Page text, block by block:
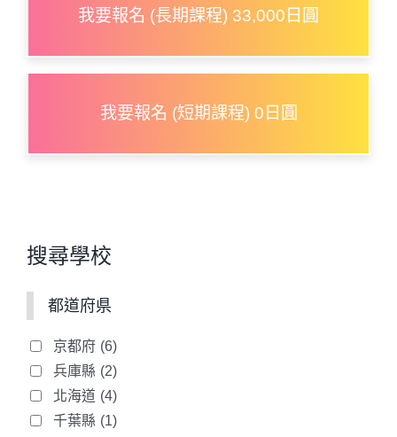
我要報名 (長期課程) 33,000日圓
我要報名 (短期課程) 0日圓
搜尋學校
都道府県
京都府 (6)
兵庫縣 (2)
北海道 (4)
千葉縣 (1)